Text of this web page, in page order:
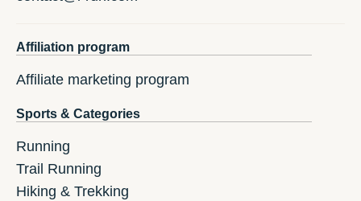
Affiliation program
Affiliate marketing program
Sports & Categories
Running
Trail Running
Hiking & Trekking